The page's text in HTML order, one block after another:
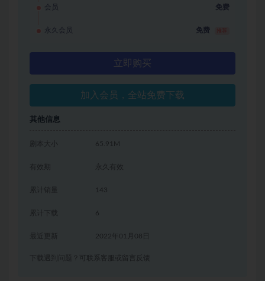
会员 免费
永久会员 免费
立即购买
加入会员，全站免费下载
其他信息
剧本大小 65.91M
有效期 永久有效
累计销量 143
累计下载 6
2022年01月08日
下载遇到问题？可联系客服或留言反馈